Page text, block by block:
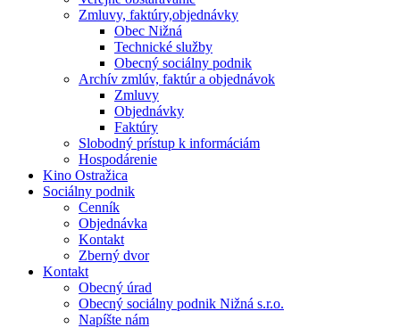
Zmluvy, faktúry,objednávky
Obec Nižná
Technické služby
Obecný sociálny podnik
Archív zmlúv, faktúr a objednávok
Zmluvy
Objednávky
Faktúry
Slobodný prístup k informáciám
Hospodárenie
Kino Ostražica
Sociálny podnik
Cenník
Objednávka
Kontakt
Zberný dvor
Kontakt
Obecný úrad
Obecný sociálny podnik Nižná s.r.o.
Napíšte nám